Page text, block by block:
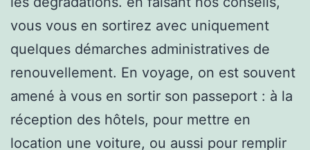
vous vous en sortirez avec uniquement
quelques démarches administratives de
renouvellement. En voyage, on est souvent
amené à vous en sortir son passeport : à la
réception des hôtels, pour mettre en
location une voiture, ou aussi pour remplir